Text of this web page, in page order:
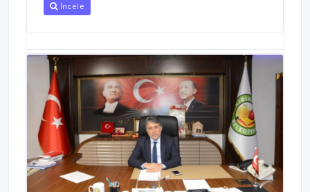
İncele